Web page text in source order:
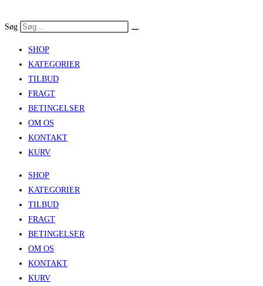
to
Søg
SHOP
KATEGORIER
TILBUD
FRAGT
BETINGELSER
OM OS
KONTAKT
KURV
SHOP
KATEGORIER
TILBUD
FRAGT
BETINGELSER
OM OS
KONTAKT
KURV